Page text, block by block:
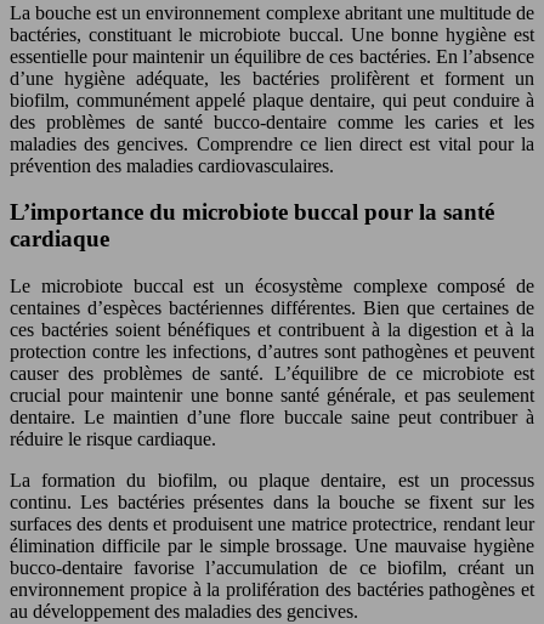
La bouche est un environnement complexe abritant une multitude de
bactéries, constituant le microbiote buccal. Une bonne hygiène est
essentielle pour maintenir un équilibre de ces bactéries. En l’absence
d’une hygiène adéquate, les bactéries prolifèrent et forment un
biofilm, communément appelé plaque dentaire, qui peut conduire à
des problèmes de santé bucco-dentaire comme les caries et les
maladies des gencives. Comprendre ce lien direct est vital pour la
prévention des maladies cardiovasculaires.
L’importance du microbiote buccal pour la santé
cardiaque
Le microbiote buccal est un écosystème complexe composé de
centaines d’espèces bactériennes différentes. Bien que certaines de
ces bactéries soient bénéfiques et contribuent à la digestion et à la
protection contre les infections, d’autres sont pathogènes et peuvent
causer des problèmes de santé. L’équilibre de ce microbiote est
crucial pour maintenir une bonne santé générale, et pas seulement
dentaire. Le maintien d’une flore buccale saine peut contribuer à
réduire le risque cardiaque.
La formation du biofilm, ou plaque dentaire, est un processus
continu. Les bactéries présentes dans la bouche se fixent sur les
surfaces des dents et produisent une matrice protectrice, rendant leur
élimination difficile par le simple brossage. Une mauvaise hygiène
bucco-dentaire favorise l’accumulation de ce biofilm, créant un
environnement propice à la prolifération des bactéries pathogènes et
au développement des maladies des gencives.